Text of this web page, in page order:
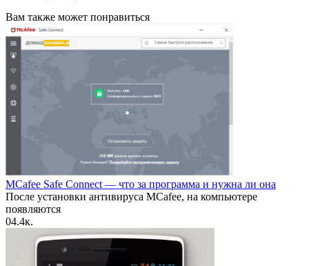
Вам также может понравиться
MCafee Safe Connect — что за программа и нужна ли она
После установки антивируса MCafee, на компьютере
появляются
04.4к.